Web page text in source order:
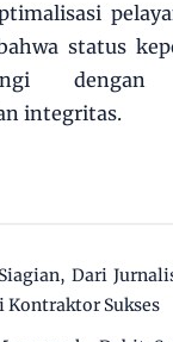
status
dengan
integritas.
Dari
Kontraktor Sukses